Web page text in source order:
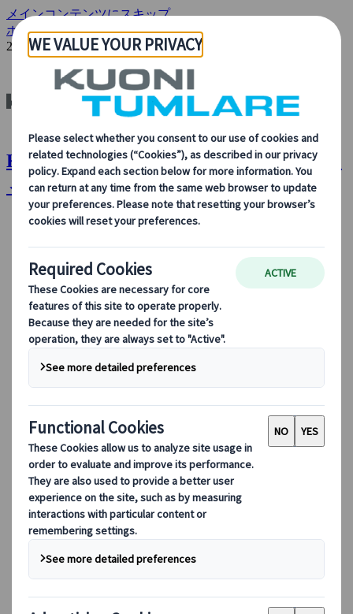
メインコンテンツにスキップ
ホーム 新着情報 グローバル・ボランティア・クォーター
2023
Kuoni Tumlare : グローバル・ボランテ
ィア・クォーター2023
会社情報
当社について、当社の事業内容、旅行のサステイナビ
リティ、革新、最新のテクノロジーに対する当社の取
り組みについて詳しくご覧ください。
概要を見る
クオニイツムラーレとは
役員紹介
当社のデジタルツール
パートナーズモバイルアプリケーション
サプライヤーポータル
エージェント Web アプリケーション
デスティネーション
デスティネーション
クオニイツムラーレと共に、世界各地のネットワーク
を活用した旅へ。デスティネーションの専門家が、お
客様の多様なご要望に合わせた厳選旅程をご提案しま